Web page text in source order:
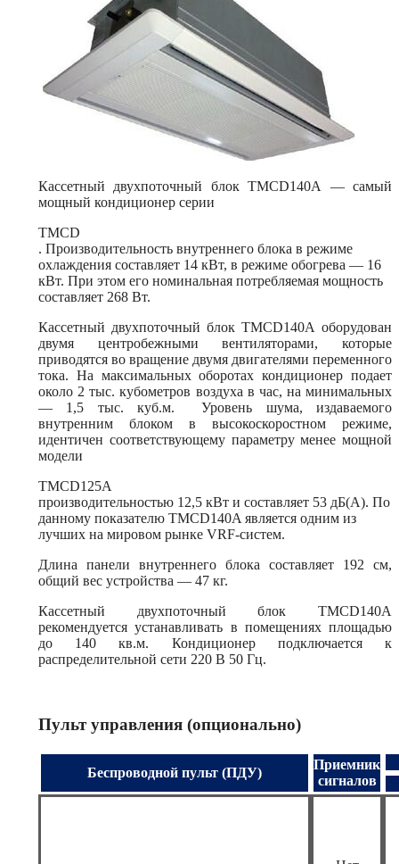
Кассетный двухпоточный блок TMCD140А — самый
мощный кондиционер серии
TMCD
. Производительность внутреннего блока в режиме
охлаждения составляет 14 кВт, в режиме обогрева — 16
кВт. При этом его номинальная потребляемая мощность
составляет 268 Вт.
Кассетный двухпоточный блок TMCD140А оборудован
двумя центробежными вентиляторами, которые
приводятся во вращение двумя двигателями переменного
тока. На максимальных оборотах кондиционер подает
около 2 тыс. кубометров воздуха в час, на минимальных
— 1,5 тыс. куб.м. Уровень шума, издаваемого
внутренним блоком в высокоскоростном режиме,
идентичен соответствующему параметру менее мощной
модели
TMCD125A
производительностью 12,5 кВт и составляет 53 дБ(А). По
данному показателю TMCD140A является одним из
лучших на мировом рынке VRF-систем.
Длина панели внутреннего блока составляет 192 см,
общий вес устройства — 47 кг.
Кассетный двухпоточный блок TMCD140А
рекомендуется устанавливать в помещениях площадью
до 140 кв.м. Кондиционер подключается к
распределительной сети 220 В 50 Гц.
Пульт управления (опционально)
Беспроводной пульт (ПДУ)
Приемник
сигналов